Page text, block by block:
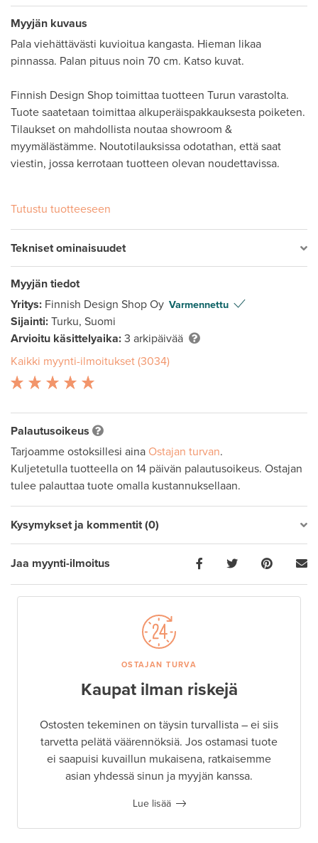
Myyjän kuvaus
Pala viehättävästi kuvioitua kangasta. Hieman likaa
pinnassa. Palan pituus noin 70 cm. Katso kuvat.
Finnish Design Shop toimittaa tuotteen Turun varastolta.
Tuote saatetaan toimittaa alkuperäispakkauksesta poiketen.
Tilaukset on mahdollista noutaa showroom &
myymälästämme. Noutotilauksissa odotathan, että saat
viestin, jossa kerrotaan tuotteen olevan noudettavissa.
Tutustu tuotteeseen
Tekniset ominaisuudet
Myyjän tiedot
Yritys: Finnish Design Shop Oy Varmennettu
Sijainti: Turku, Suomi
Arvioitu käsittelyaika: 3 arkipäivää
Kaikki myynti-ilmoitukset (3034)
Palautusoikeus
Tarjoamme ostoksillesi aina Ostajan turvan.
Kuljetetulla tuotteella on 14 päivän palautusoikeus. Ostajan
tulee palauttaa tuote omalla kustannuksellaan.
Kysymykset ja kommentit (0)
Jaa myynti-ilmoitus
OSTAJAN TURVA
Kaupat ilman riskejä
Ostosten tekeminen on täysin turvallista – ei siis
tarvetta pelätä väärennöksiä. Jos ostamasi tuote
ei saapuisi kuvaillun mukaisena, ratkaisemme
asian yhdessä sinun ja myyjän kanssa.
Lue lisää